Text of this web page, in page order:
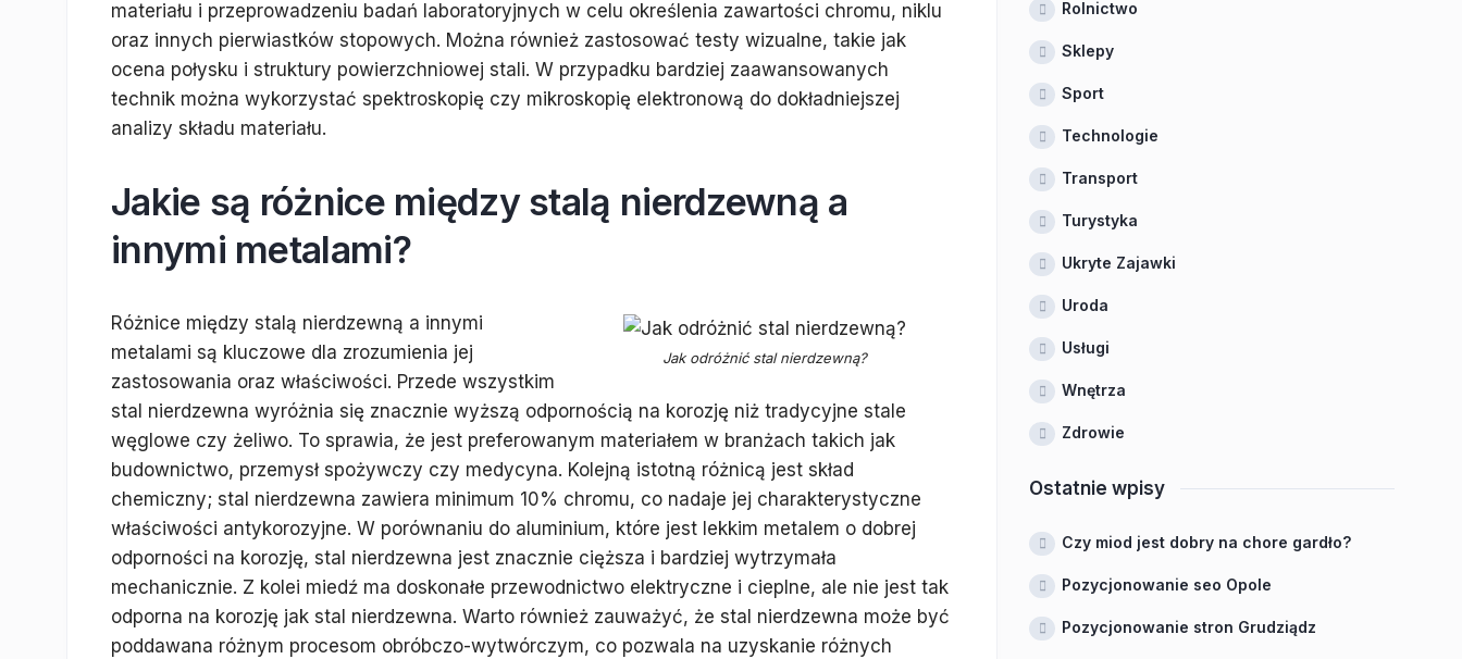
materiału i przeprowadzeniu badań laboratoryjnych w celu określenia zawartości chromu, niklu
oraz innych pierwiastków stopowych. Można również zastosować testy wizualne, takie jak
ocena połysku i struktury powierzchniowej stali. W przypadku bardziej zaawansowanych
technik można wykorzystać spektroskopię czy mikroskopię elektronową do dokładniejszej
analizy składu materiału.
Jakie są różnice między stalą nierdzewną a
innymi metalami?
Jak odróżnić stal nierdzewną?
Różnice między stalą nierdzewną a innymi
metalami są kluczowe dla zrozumienia jej
zastosowania oraz właściwości. Przede wszystkim
stal nierdzewna wyróżnia się znacznie wyższą odpornością na korozję niż tradycyjne stale
węglowe czy żeliwo. To sprawia, że jest preferowanym materiałem w branżach takich jak
budownictwo, przemysł spożywczy czy medycyna. Kolejną istotną różnicą jest skład
chemiczny; stal nierdzewna zawiera minimum 10% chromu, co nadaje jej charakterystyczne
właściwości antykorozyjne. W porównaniu do aluminium, które jest lekkim metalem o dobrej
odporności na korozję, stal nierdzewna jest znacznie cięższa i bardziej wytrzymała
mechanicznie. Z kolei miedź ma doskonałe przewodnictwo elektryczne i cieplne, ale nie jest tak
odporna na korozję jak stal nierdzewna. Warto również zauważyć, że stal nierdzewna może być
poddawana różnym procesom obróbczo-wytwórczym, co pozwala na uzyskanie różnych
Rolnictwo
Sklepy
Sport
Technologie
Transport
Turystyka
Ukryte Zajawki
Uroda
Usługi
Wnętrza
Zdrowie
Ostatnie wpisy
Czy miod jest dobry na chore gardło?
Pozycjonowanie seo Opole
Pozycjonowanie stron Grudziądz